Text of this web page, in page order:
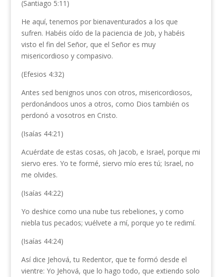
(Santiago 5:11)
He aquí, tenemos por bienaventurados a los que
sufren. Habéis oído de la paciencia de Job, y habéis
visto el fin del Señor, que el Señor es muy
misericordioso y compasivo.
(Efesios 4:32)
Antes sed benignos unos con otros, misericordiosos,
perdonándoos unos a otros, como Dios también os
perdonó a vosotros en Cristo.
(Isaías 44:21)
Acuérdate de estas cosas, oh Jacob, e Israel, porque mi
siervo eres. Yo te formé, siervo mío eres tú; Israel, no
me olvides.
(Isaías 44:22)
Yo deshice como una nube tus rebeliones, y como
niebla tus pecados; vuélvete a mí, porque yo te redimí.
(Isaías 44:24)
Así dice Jehová, tu Redentor, que te formó desde el
vientre: Yo Jehová, que lo hago todo, que extiendo solo